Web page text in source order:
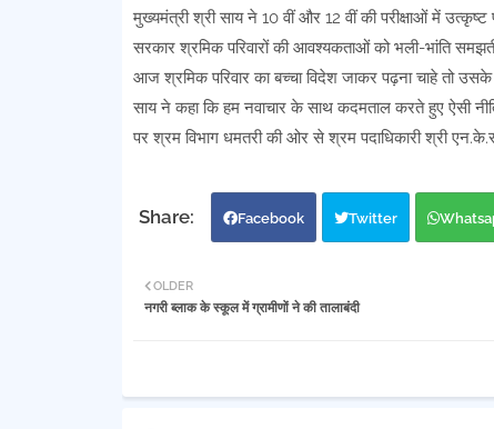
मुख्यमंत्री श्री साय ने 10 वीं और 12 वीं की परीक्षाओं में
सरकार श्रमिक परिवारों की आवश्यकताओं को भली-भांति
आज श्रमिक परिवार का बच्चा विदेश जाकर पढ़ना चाहे तो उसके
साय ने कहा कि हम नवाचार के साथ कदमताल करते हुए ऐसी
पर श्रम विभाग धमतरी की ओर से श्रम पदाधिकारी श्री
Facebook Twitter
OLDER
नगरी ब्लाक के स्कूल में ग्रामीणों ने की तालाबंदी